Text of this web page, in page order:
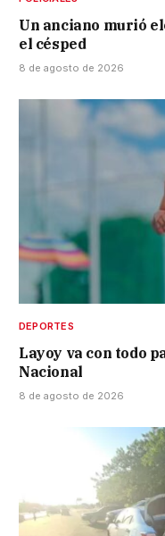
Un anciano murió
el césped
8 de agosto de 2026
DEPORTES
Layoy va con todo
Nacional
8 de agosto de 2026